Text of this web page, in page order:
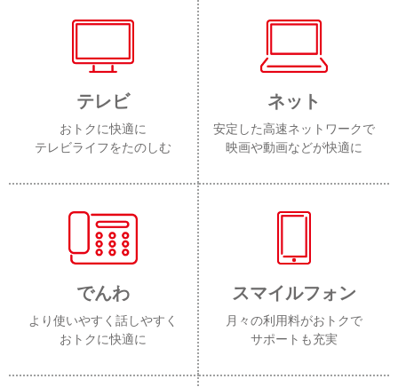
テレビ
おトクに快適に
テレビライフをたのしむ
ネット
安定した高速ネットワークで
映画や動画などが快適に
でんわ
より使いやすく話しやすく
おトクに快適に
スマイルフォン
月々の利用料がおトクで
サポートも充実